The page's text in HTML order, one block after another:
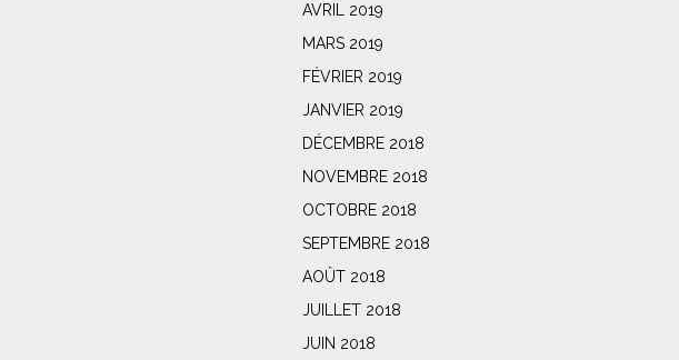
AVRIL 2019
MARS 2019
FÉVRIER 2019
JANVIER 2019
DÉCEMBRE 2018
NOVEMBRE 2018
OCTOBRE 2018
SEPTEMBRE 2018
AOÛT 2018
JUILLET 2018
JUIN 2018